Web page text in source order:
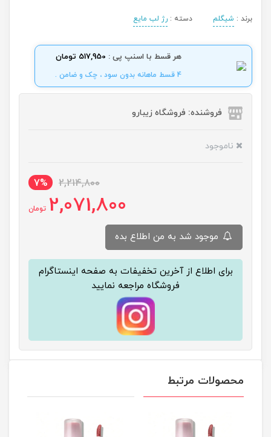
برند : شیگلم دسته : رژ لب مایع
هر قسط با اسنپ پی : 517,950 تومان
4 قسط ماهانه بدون سود ، چک و ضامن .
فروشنده: فروشگاه زیبارو
ناموجود
2,214,800
7%
2,071,800 تومان
برای اطلاع از آخرین تخفیفات به صفحه اینستاگرام
فروشگاه مراجعه نمایید
محصولات مرتبط